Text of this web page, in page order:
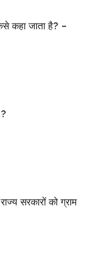
कहा जाता है? –
सरकारों को ग्राम